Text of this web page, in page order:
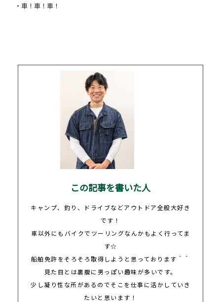
・車！車！車！
この記事を書いた人
キャンプ、釣り、ドライブなどアウトドア全般大好き
です！
車以外にもバイクでツーリングなんかもよく行ってま
す☆
船舶免許をそろそろ取得しようと思っております＾＾
見た目とは裏腹に男っぽい趣味が多いです。
少し凝り性な所があるのでそこを仕事に活かしていき
たいと思います！